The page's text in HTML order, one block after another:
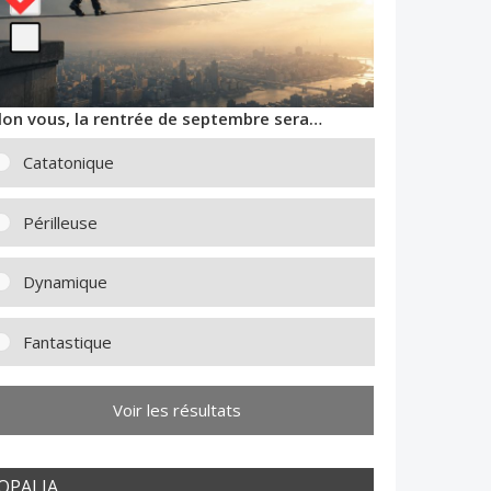
vous, la rentrée de septembre sera…
Catatonique
Périlleuse
Dynamique
Fantastique
Voir les résultats